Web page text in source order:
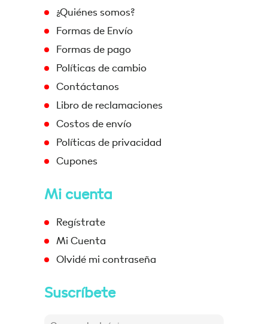
¿Quiénes somos?
Formas de Envío
Formas de pago
Políticas de cambio
Contáctanos
Libro de reclamaciones
Costos de envío
Políticas de privacidad
Cupones
Mi cuenta
Regístrate
Mi Cuenta
Olvidé mi contraseña
Suscríbete